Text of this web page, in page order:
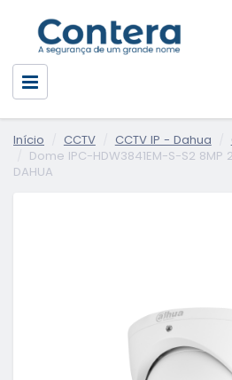
Início CCTV CCTV IP - Dahua
Dome IPC-HDW3841EM-S-S2 8MP
DAHUA